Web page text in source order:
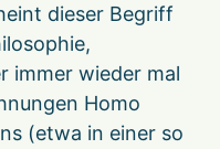
dieser Begriff
immer wieder mal
Homo
(etwa in einer so